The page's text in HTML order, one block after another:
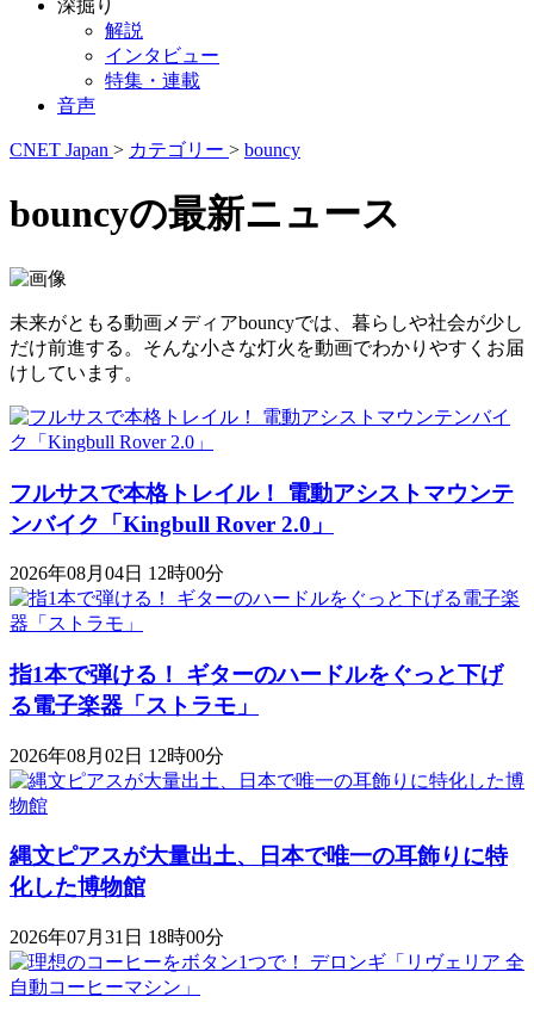
深掘り
解説
インタビュー
特集・連載
音声
CNET Japan > カテゴリー > bouncy
bouncyの最新ニュース
未来がともる動画メディアbouncyでは、暮らしや社会が少し
だけ前進する。そんな小さな灯火を動画でわかりやすくお届
けしています。
フルサスで本格トレイル！ 電動アシストマウンテ
ンバイク「Kingbull Rover 2.0」
2026年08月04日 12時00分
指1本で弾ける！ ギターのハードルをぐっと下げ
る電子楽器「ストラモ」
2026年08月02日 12時00分
縄文ピアスが大量出土、日本で唯一の耳飾りに特
化した博物館
2026年07月31日 18時00分